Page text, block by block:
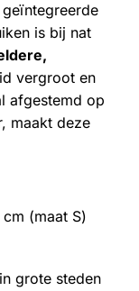
is bij nat
vergroot en
afgestemd op
maakt deze
(maat S)
grote steden